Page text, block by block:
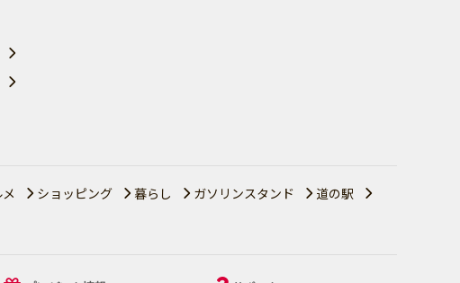
ショッピング 暮らし ガソリンスタンド
道の駅